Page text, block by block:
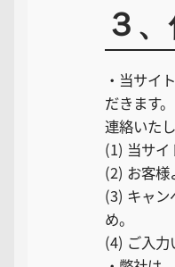
３
・当サイ
だきます
連絡いたし
(1) 当サイ
(2) お客様
(3) キャン
め。
(4) ご入力